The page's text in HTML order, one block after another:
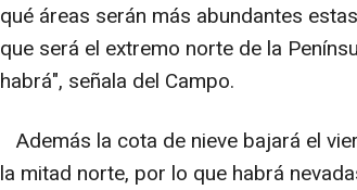
qué áreas serán más abundantes
que será el extremo norte de la
habrá", señala del Campo.
Además la cota de nieve bajará el
la mitad norte, por lo que habrá